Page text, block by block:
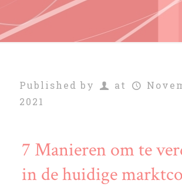
Published by at
2021
7 Manieren om te
in de huidige